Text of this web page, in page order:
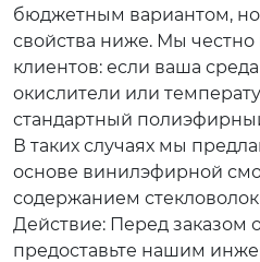
бюджетным вариантом,
свойства ниже. Мы
клиентов: если ваша
окислители или
стандартный
В таких случаях мы
основе винилэфирной
содержанием
Действие: Перед заказом
предоставьте нашим